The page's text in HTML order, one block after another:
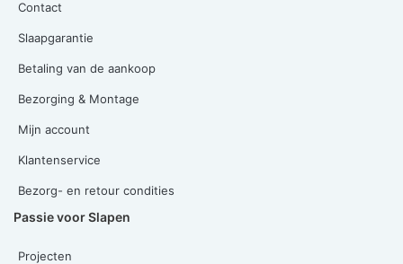
Contact
Slaapgarantie
Betaling van de aankoop
Bezorging & Montage
Mijn account
Klantenservice
Bezorg- en retour condities
Passie voor Slapen
Projecten